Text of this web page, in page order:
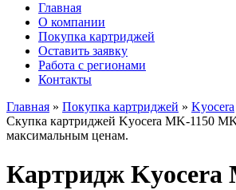
Главная
О компании
Покупка картриджей
Оставить заявку
Работа с регионами
Контакты
Главная » Покупка картриджей » Kyocera
Скупка картриджей Kyocera MK-1150
максимальным ценам.
Картридж Kyocera